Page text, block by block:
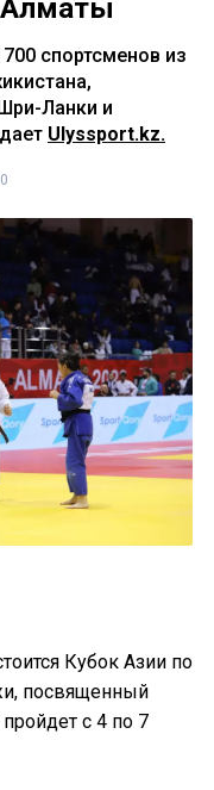
спортсменов из
Ланки и
Ulyssport.kz.
Кубок Азии по
посвященный
с 4 по 7